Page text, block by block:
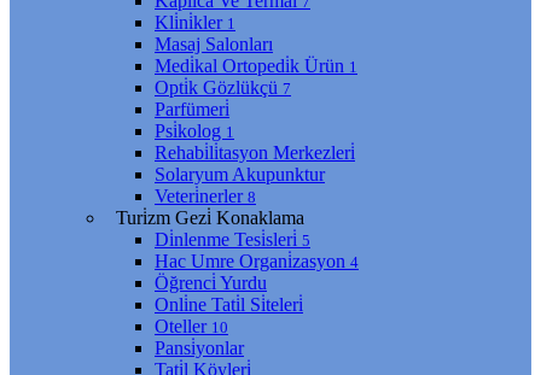
Kli̇ni̇kler 1
Masaj Salonları
Medi̇kal Ortopedi̇k Ürün 1
Opti̇k Gözlükçü 7
Parfümeri̇
Psi̇kolog 1
Rehabi̇li̇tasyon Merkezleri̇
Solaryum Akupunktur
Veteri̇nerler 8
Turi̇zm Gezi̇ Konaklama
Di̇nlenme Tesi̇sleri̇ 5
Hac Umre Organi̇zasyon 4
Öğrenci̇ Yurdu
Onli̇ne Tati̇l Si̇teleri̇
Oteller 10
Pansi̇yonlar
Tati̇l Köyleri̇